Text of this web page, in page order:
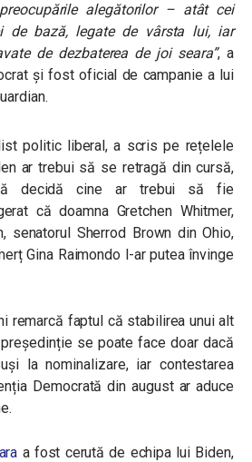
alegătorilor – atât cei
de bază, legate de vârsta lui, iar
de dezbaterea de joi seara”, a
și fost oficial de campanie a lui
politic liberal, a scris pe rețelele
ar trebui să se retragă din cursă,
decidă cine ar trebui să fie
că doamna Gretchen Whitmer,
senatorul Sherrod Brown din Ohio,
Gina Raimondo l-ar putea învinge
remarcă faptul că stabilirea unui alt
se poate face doar dacă
la nominalizare, iar contestarea
Democrată din august ar aduce
a fost cerută de echipa lui Biden,